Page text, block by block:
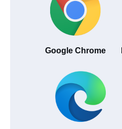
Google Chrome